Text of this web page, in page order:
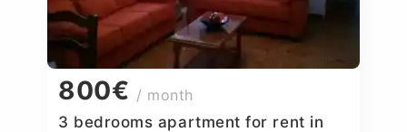
800€ / month
3 bedrooms apartment for rent in